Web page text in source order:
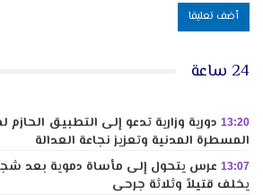
24 ساعة
13:20 دورية وزارية تدعو إلى التطبيق
المسطرة المدنية وتعزيز نجاعة العدالة
13:07 عرس يتحول إلى مأساة دموية بعد
يخلف قتيلاً وثلاثة جرحى